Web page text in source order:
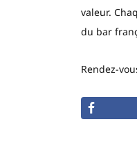
valeur.
du bar
Rendez-